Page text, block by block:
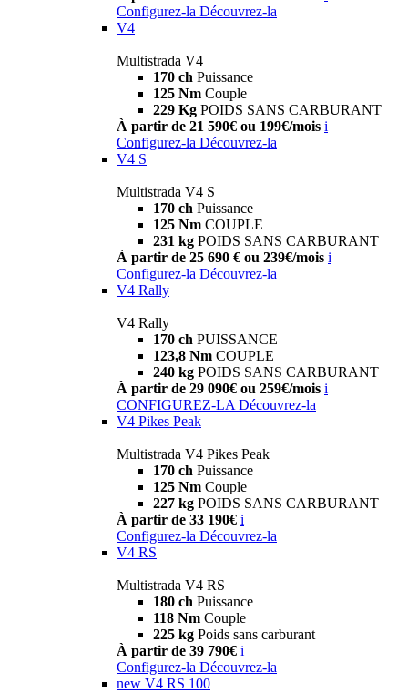
Configurez-la Découvrez-la
V4
Multistrada V4
170 ch Puissance
125 Nm Couple
229 Kg POIDS SANS CARBURANT
À partir de 21 590€ ou 199€/mois i
Configurez-la Découvrez-la
V4 S
Multistrada V4 S
170 ch Puissance
125 Nm COUPLE
231 kg POIDS SANS CARBURANT
À partir de 25 690 € ou 239€/mois i
Configurez-la Découvrez-la
V4 Rally
V4 Rally
170 ch PUISSANCE
123,8 Nm COUPLE
240 kg POIDS SANS CARBURANT
À partir de 29 090€ ou 259€/mois i
CONFIGUREZ-LA Découvrez-la
V4 Pikes Peak
Multistrada V4 Pikes Peak
170 ch Puissance
125 Nm Couple
227 kg POIDS SANS CARBURANT
À partir de 33 190€ i
Configurez-la Découvrez-la
V4 RS
Multistrada V4 RS
180 ch Puissance
118 Nm Couple
225 kg Poids sans carburant
À partir de 39 790€ i
Configurez-la Découvrez-la
new V4 RS 100